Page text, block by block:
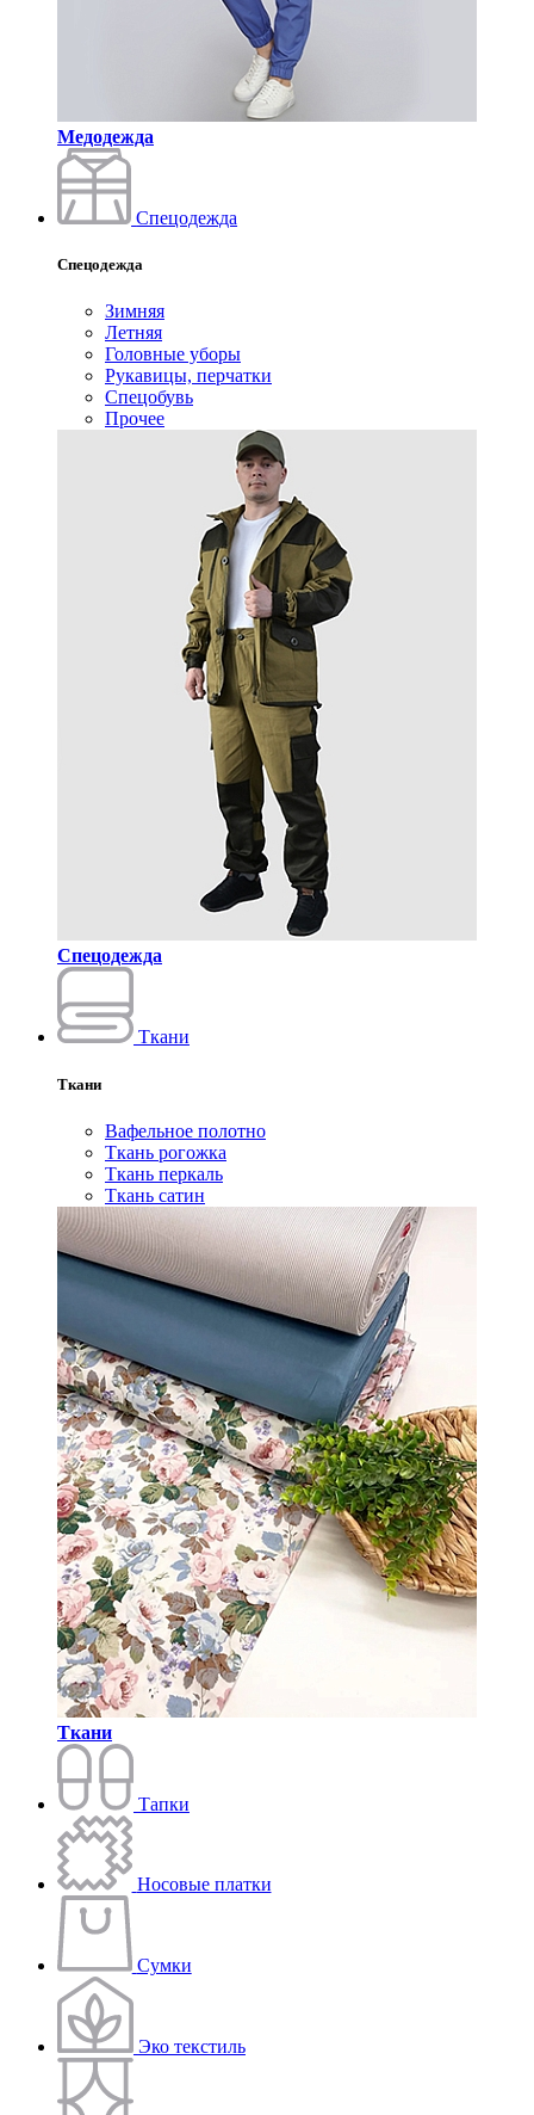
Медодежда
Спецодежда
Спецодежда
Зимняя
Летняя
Головные уборы
Рукавицы, перчатки
Спецобувь
Прочее
Спецодежда
Ткани
Ткани
Вафельное полотно
Ткань рогожка
Ткань перкаль
Ткань сатин
Ткани
Тапки
Носовые платки
Сумки
Эко текстиль